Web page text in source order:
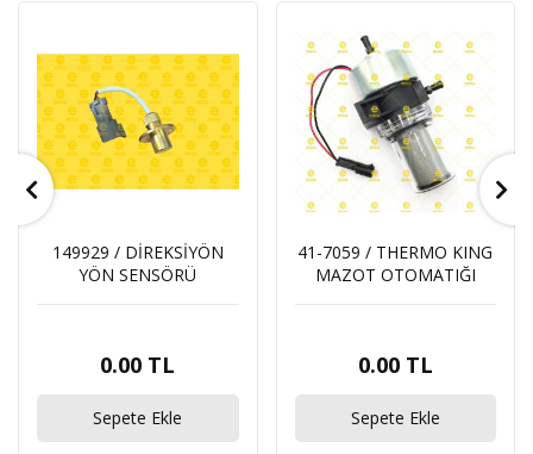
149929 / DİREKSİYÖN
YÖN SENSÖRÜ
0.00 TL
Sepete Ekle
41-7059 / THERMO KING
MAZOT OTOMATIĞI
0.00 TL
Sepete Ekle